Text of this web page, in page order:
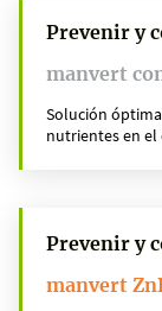
Prevenir y
manvert
Solución
nutrientes en
Prevenir y
manvert